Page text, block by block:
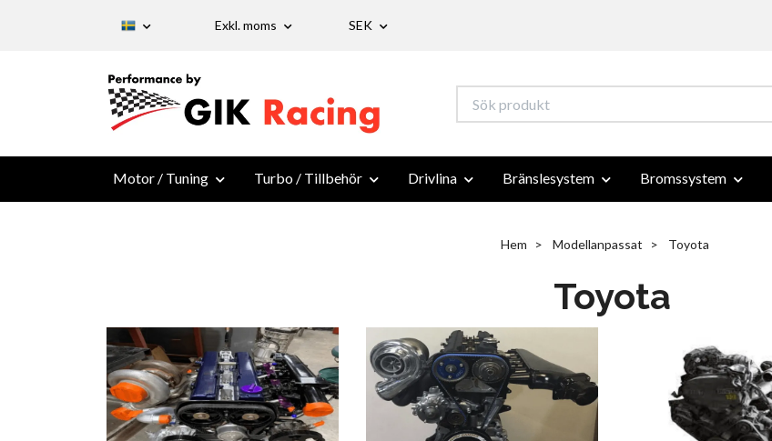
Exkl. moms SEK
Motor / Tuning Turbo / Tillbehör Drivlina Bränslesystem Bromssystem
Hem Modellanpassat Toyota
Toyota